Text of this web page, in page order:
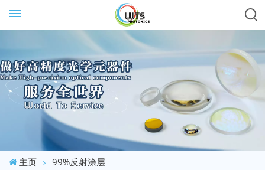
主页 99%反射涂层